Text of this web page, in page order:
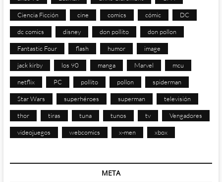
Ciencia Ficción cine comics cómic DC
dc comics disney don pollito don pollon
Fantastic Four flash humor image
jack kirby los 90 manga Marvel mcu
netflix PC pollito pollon spiderman
Star Wars superhéroes superman televisión
thor tiras tuna tunos tv Vengadores
videojuegos webcomics x-men xbox
META